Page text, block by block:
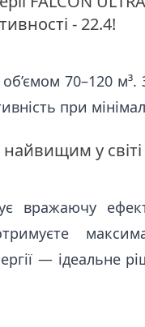
- 22.4!
70–120 м³.
при
у світі
вражаючу
— ідеальне